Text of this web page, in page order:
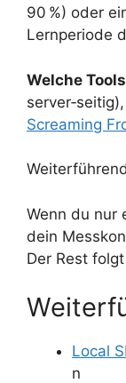
90 %) oder
Lernperiode
Welche
server‑seitig),
Screaming
Wenn du nur
dein
Der Rest
Local
n